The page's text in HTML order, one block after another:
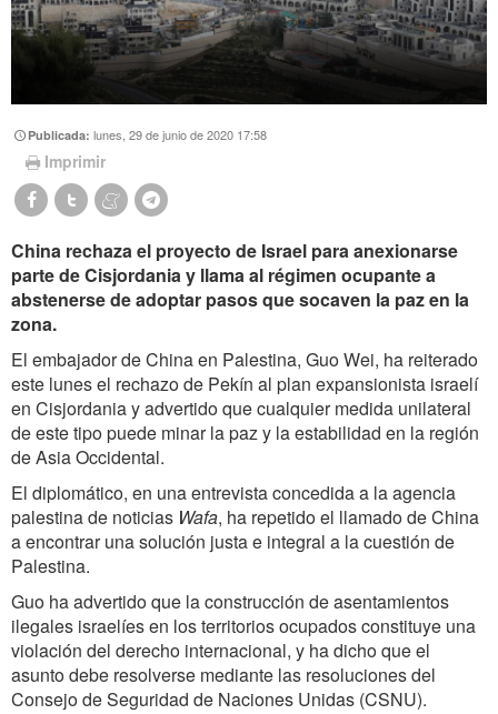
Publicada:lunes, 29 de junio de 2020 17:58
Imprimir
China rechaza el proyecto de Israel para anexionarse
parte de Cisjordania y llama al régimen ocupante a
abstenerse de adoptar pasos que socaven la paz en la
zona.
El embajador de China en Palestina, Guo Wei, ha reiterado
este lunes el rechazo de Pekín al plan expansionista israelí
en Cisjordania y advertido que cualquier medida unilateral
de este tipo puede minar la paz y la estabilidad en la región
de Asia Occidental.
El diplomático, en una entrevista concedida a la agencia
palestina de noticias Wafa, ha repetido el llamado de China
a encontrar una solución justa e integral a la cuestión de
Palestina.
Guo ha advertido que la construcción de asentamientos
ilegales israelíes en los territorios ocupados constituye una
violación del derecho internacional, y ha dicho que el
asunto debe resolverse mediante las resoluciones del
Consejo de Seguridad de Naciones Unidas (CSNU).